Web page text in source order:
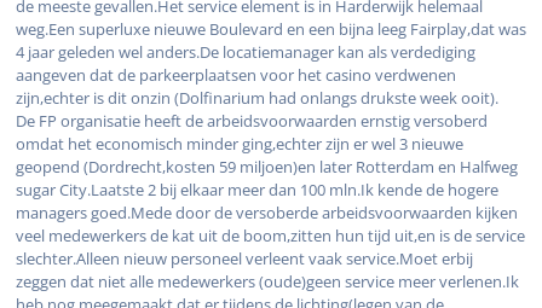
de meeste gevallen.Het service element is in Harderwijk helemaal
weg.Een superluxe nieuwe Boulevard en een bijna leeg Fairplay,dat was
4 jaar geleden wel anders.De locatiemanager kan als verdediging
aangeven dat de parkeerplaatsen voor het casino verdwenen
zijn,echter is dit onzin (Dolfinarium had onlangs drukste week ooit).
De FP organisatie heeft de arbeidsvoorwaarden ernstig versoberd
omdat het economisch minder ging,echter zijn er wel 3 nieuwe
geopend (Dordrecht,kosten 59 miljoen)en later Rotterdam en Halfweg
sugar City.Laatste 2 bij elkaar meer dan 100 mln.Ik kende de hogere
managers goed.Mede door de versoberde arbeidsvoorwaarden kijken
veel medewerkers de kat uit de boom,zitten hun tijd uit,en is de service
slechter.Alleen nieuw personeel verleent vaak service.Moet erbij
zeggen dat niet alle medewerkers (oude)geen service meer verlenen.Ik